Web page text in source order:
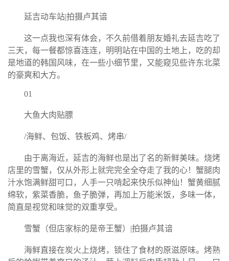
延吉动车站|拍摄卢其谙
这一点我也深有体会，不久前借着朋友婚礼去延吉吃了
三天，每一餐都惊喜连连，明明站在中国的土地上，吃的却
是地道的韩国风味，在一些小细节里，又能窥见些许东北菜
的豪爽和大方。
01
大鱼大肉贴膘
/海鲜、包饭、铁板鸡、烤串/
由于离海近，延吉的海鲜也是出了名的新鲜美味。烧烤
店里的雪蟹，仅从外形上就完完全全夺走了我的心！蟹腿肉
汁水饱满鲜甜可口，人手一只啃起来快乐似神仙！蟹黄细腻
绵软，紫菜香脆，鱼子脆弹，再加上万能米饭，多味一体，
简直是视觉和味觉的双重享受。
雪蟹（但店家标的是帝王蟹）|拍摄卢其谙
海鲜直接在炭火上烧烤，锁住了食材的原滋原味。烤熟